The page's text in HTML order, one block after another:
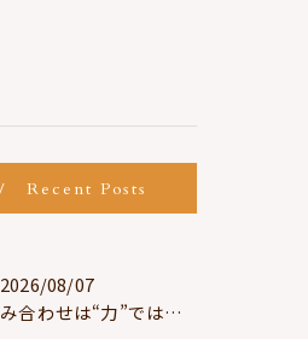
Recent Posts
2026/08/07
噛み合わせは“力”ではなく“許可”である